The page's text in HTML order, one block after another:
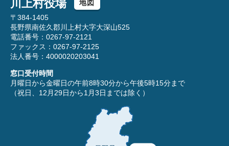
川上村役場
地図
〒384-1405
長野県南佐久郡川上村大字大深山525
電話番号：0267-97-2121
ファックス：0267-97-2125
法人番号：4000020203041
窓口受付時間
月曜日から金曜日の午前8時30分から午後5時15分まで
（祝日、12月29日から1月3日までは除く）